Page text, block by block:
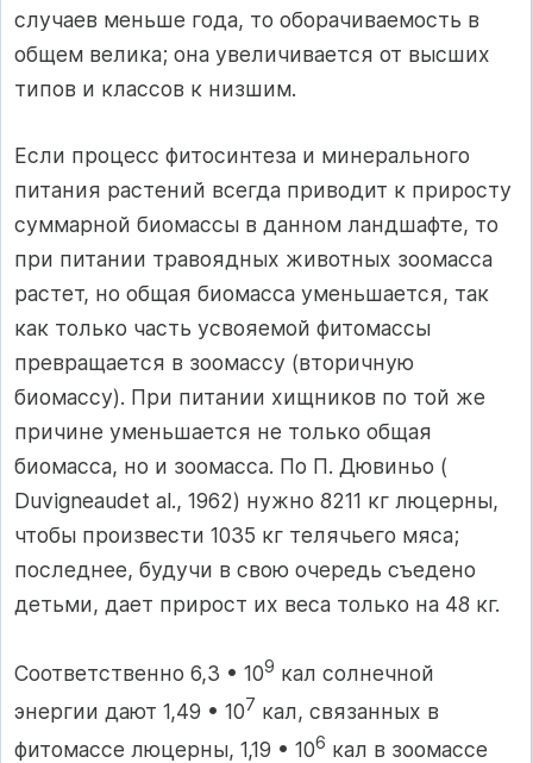
случаев меньше года, то оборачиваемость в
общем велика; она увеличивается от высших
типов и классов к низшим.
Если процесс фитосинтеза и минерального
питания растений всегда приводит к приросту
суммарной биомассы в данном ландшафте, то
при питании травоядных животных зоомасса
растет, но общая биомасса уменьшается, так
как только часть усвояемой фитомассы
превращается в зоомассу (вторичную
биомассу). При питании хищников по той же
причине уменьшается не только общая
биомасса, но и зоомасса. По П. Дювиньо (
Duvigneaudet al., 1962) нужно 8211 кг люцерны,
чтобы произвести 1035 кг телячьего мяса;
последнее, будучи в свою очередь съедено
детьми, дает прирост их веса только на 48 кг.
Соответственно 6,3 • 109 кал солнечной
энергии дают 1,49 • 107 кал, связанных в
фитомассе люцерны, 1,19 • 106 кал в зоомассе